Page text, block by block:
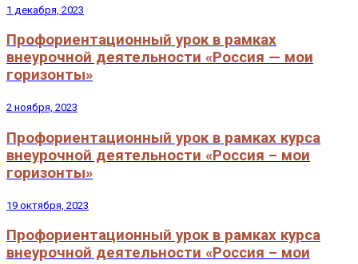
1 декабря, 2023
Профориентационный урок в рамках
внеурочной деятельности «Россия — мои
горизонты»
2 ноября, 2023
Профориентационный урок в рамках курса
внеурочной деятельности «Россия – мои
горизонты»
19 октября, 2023
Профориентационный урок в рамках курса
внеурочной деятельности «Россия – мои